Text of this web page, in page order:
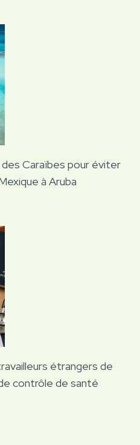
des Caraïbes pour éviter
à Aruba
étrangers de
contrôle de santé